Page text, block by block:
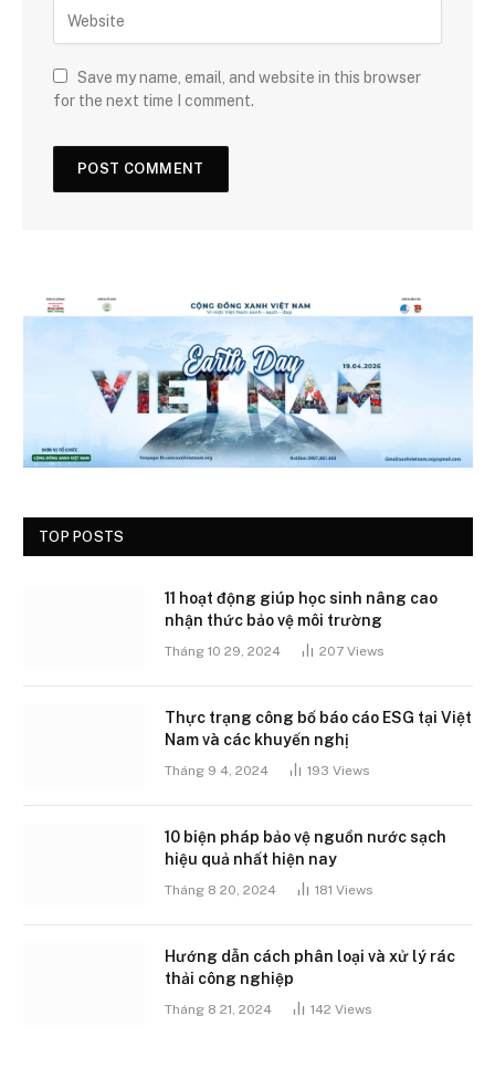
Save my name, email, and website in this browser
for the next time I comment.
TOP POSTS
11 hoạt động giúp học sinh nâng cao
nhận thức bảo vệ môi trường
Tháng 10 29, 2024 207 Views
Thực trạng công bố báo cáo ESG tại Việt
Nam và các khuyến nghị
Tháng 9 4, 2024 193 Views
10 biện pháp bảo vệ nguồn nước sạch
hiệu quả nhất hiện nay
Tháng 8 20, 2024 181 Views
Hướng dẫn cách phân loại và xử lý rác
thải công nghiệp
Tháng 8 21, 2024 142 Views